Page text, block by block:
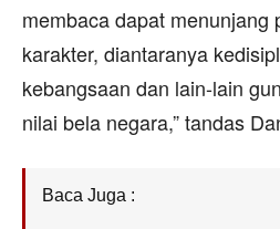
membaca dapat menunjang
karakter, diantaranya
kebangsaan dan lain-lain
nilai bela negara,” tandas
Baca Juga :